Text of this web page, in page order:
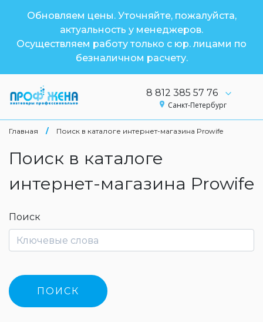
Обновляем цены. Уточняйте, пожалуйста,
актуальность у менеджеров.
Осуществляем работу только с юр. лицами по
безналичном расчету.
8 812 385 57 76
Санкт-Петербург
Главная / Поиск в каталоге интернет-магазина Prowife
Поиск в каталоге
интернет-магазина Prowife
Поиск